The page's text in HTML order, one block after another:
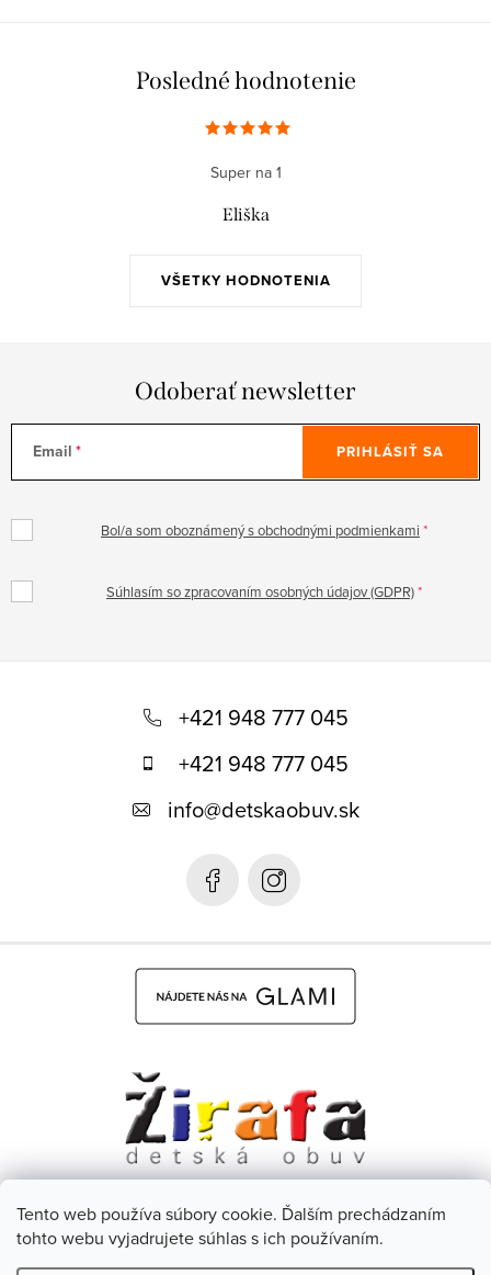
Tento web používa súbory cookie. Ďalším prechádzaním
tohto webu vyjadrujete súhlas s ich používaním.
Posledné hodnotenie
VŠETKY HODNOTENIA
Super na 1
Eliška
Odoberať newsletter
Email
Bol/a som oboznámený s obchodnými podmienkami
Súhlasím so zpracovaním osobných údajov (GDPR)
PRIHLÁSIŤ SA
+421 948 777 045
+421 948 777 045
info@detskaobuv.sk
Dětská obuv Žirafa - CZ Facebook